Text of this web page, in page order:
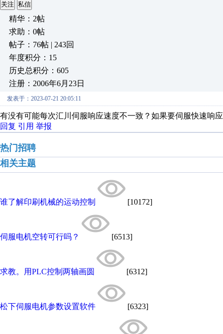
关注 私信
精华：2帖
求助：0帖
帖子：76帖 | 243回
年度积分：15
历史总积分：605
注册：2006年6月23日
发表于：2023-07-21 20:05:11
有没有可能每次汇川伺服响应速度不一致？如果要伺服快速响
回复 引用 举报
热门招聘
相关主题
谁了解印刷机械的运动控制 [10172]
伺服电机空转可行吗？ [6513]
求教。用PLC控制两轴画圆 [6312]
松下伺服电机参数设置软件 [6323]